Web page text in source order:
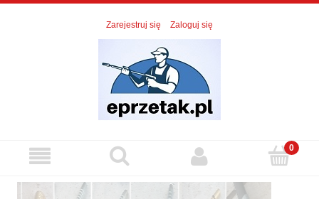
Zarejestruj się Zaloguj się